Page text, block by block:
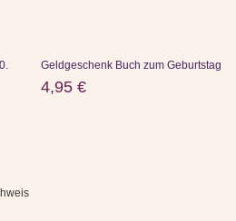
Geldgeschenk Buch zum Geburtstag
4,95 €